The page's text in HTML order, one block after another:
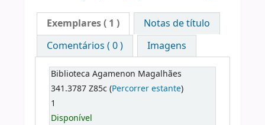
Exemplares( 1 )
Notas de título
Comentários ( 0 )
Imagens
Biblioteca Agamenon Magalhães
341.3787 Z85c (Percorrer estante)
1
Disponível